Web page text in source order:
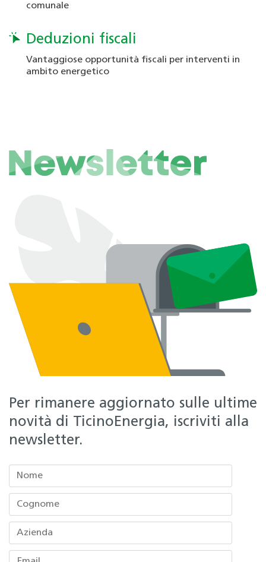
comunale
Deduzioni fiscali
Vantaggiose opportunità fiscali per interventi in
ambito energetico
Per rimanere aggiornato sulle ultime
novità di TicinoEnergia, iscriviti alla
newsletter.